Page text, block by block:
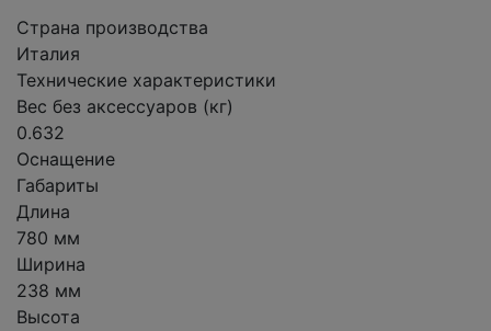
Страна производства
Италия
Технические характеристики
Вес без аксессуаров (кг)
0.632
Оснащение
Габариты
Длина
780 мм
Ширина
238 мм
Высота